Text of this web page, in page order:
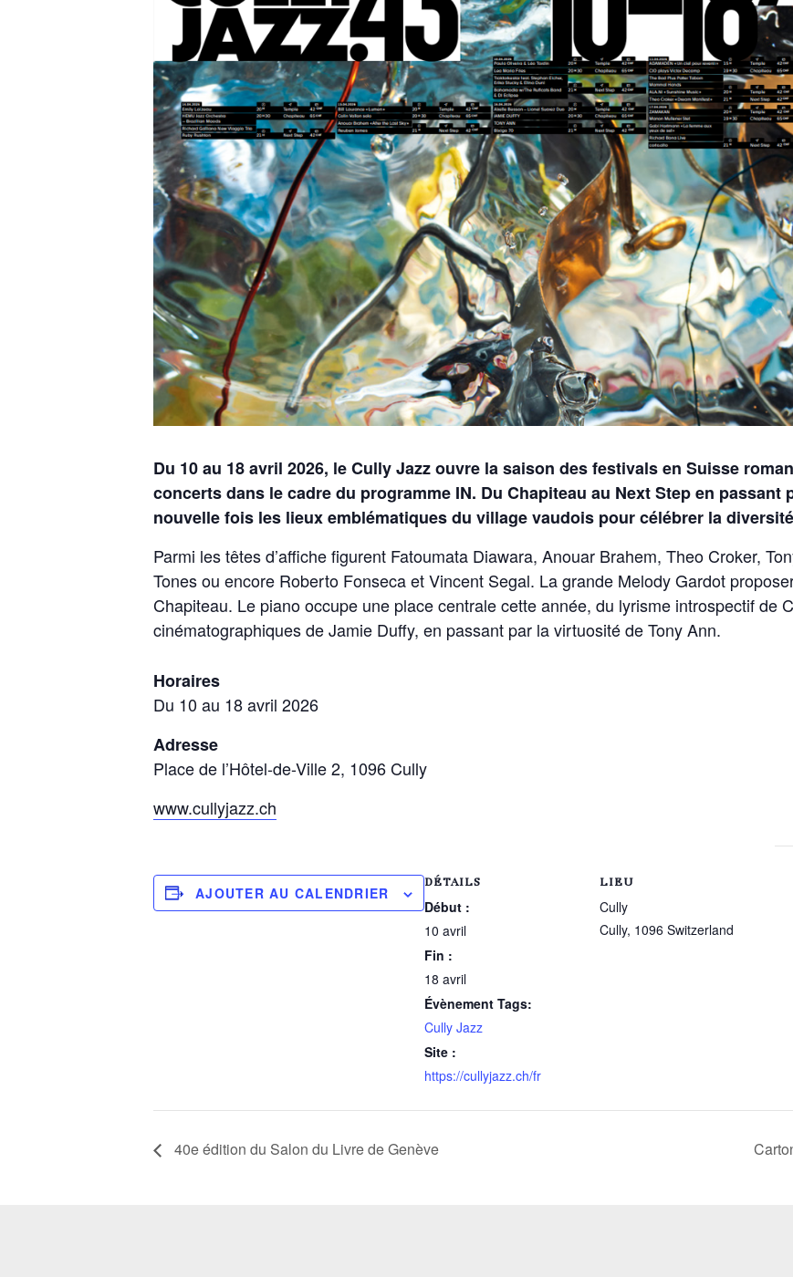
Du 10 au 18 avril 2026, le Cully Jazz ouvre la saison des festivals en Suisse
concerts dans le cadre du programme IN. Du Chapiteau au Next Step en
nouvelle fois les lieux emblématiques du village vaudois pour célébrer la
Parmi les têtes d’affiche figurent Fatoumata Diawara, Anouar Brahem, Theo Croker,
Tonesou encore Roberto FonsecaetVincent Segal. La grande Melody Gardot
Chapiteau. Le piano occupe une place centrale cette année, du lyrisme introspectif de
cinématographiques de Jamie Duffy, en passant par la virtuosité de Tony Ann.
Horaires
Du 10 au 18 avril 2026
Adresse
Place de l’Hôtel-de-Ville 2, 1096 Cully
www.cullyjazz.ch
AJOUTER AU CALENDRIER
DÉTAILS
Début :
10 avril
Fin :
18 avril
Évènement Tags:
Cully Jazz
Site :
https://cullyjazz.ch/fr
LIEU
Cully
Cully, 1096 Switzerland
40e édition du Salon du Livre de Genève